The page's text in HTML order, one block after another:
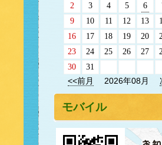
2
3 4 5 6
9
10 11 12 13
16
17 18 19 20
23
24 25 26 27
30
31
<<前月
2026年08月
モバイル